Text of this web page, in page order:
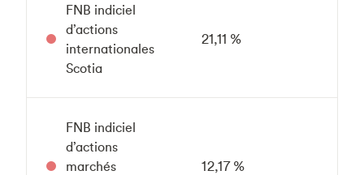
FNB indiciel
d’actions
internationales
Scotia
21,11 %
FNB indiciel
d’actions
marchés
12,17 %